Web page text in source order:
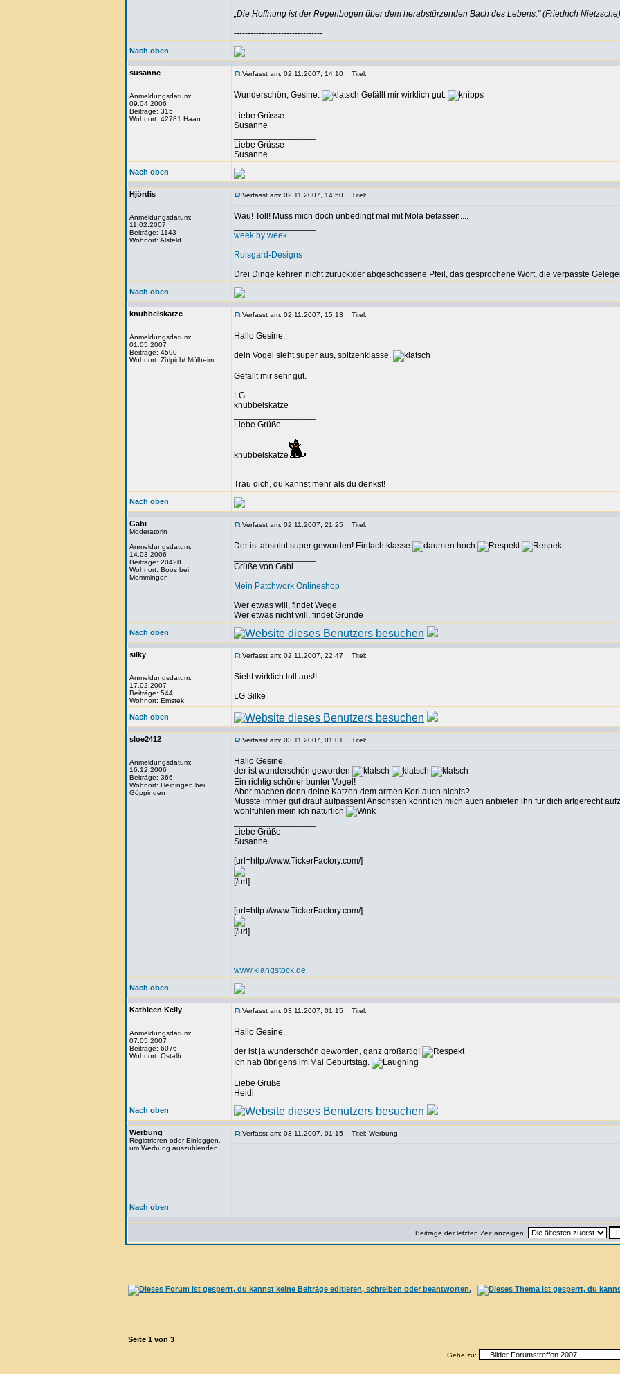
„Die Hoffnung ist der Regenbogen über dem herabstürzenden Bach des Lebens." (Friedrich Nietzsche)
--------------------------------
Nach oben
susanne
Anmeldungsdatum:
09.04.2006
Beiträge: 315
Wohnort: 42781 Haan
Verfasst am: 02.11.2007, 14:10 Titel:
Wunderschön, Gesine. Gefällt mir wirklich gut.
Liebe Grüsse
Susanne
Liebe Grüsse
Susanne
Nach oben
Hjördis
Anmeldungsdatum:
11.02.2007
Beiträge: 1143
Wohnort: Alsfeld
Verfasst am: 02.11.2007, 14:50 Titel:
Wau! Toll! Muss mich doch unbedingt mal mit Mola befassen....
week by week
Ruisgard-Designs
Drei Dinge kehren nicht zurück:der abgeschossene Pfeil, das gesprochene Wort, die verpasste
Nach oben
knubbelskatze
Anmeldungsdatum:
01.05.2007
Beiträge: 4590
Wohnort: Zülpich/ Mülheim
Verfasst am: 02.11.2007, 15:13 Titel:
Hallo Gesine,
dein Vogel sieht super aus, spitzenklasse.
Gefällt mir sehr gut.
LG
knubbelskatze
Liebe Grüße
knubbelskatze
Trau dich, du kannst mehr als du denkst!
Nach oben
Gabi
Moderatorin
Anmeldungsdatum:
14.03.2006
Beiträge: 20428
Wohnort: Boos bei
Memmingen
Verfasst am: 02.11.2007, 21:25 Titel:
Der ist absolut super geworden! Einfach klasse
Grüße von Gabi
Mein Patchwork Onlineshop
Wer etwas will, findet Wege
Wer etwas nicht will, findet Gründe
Nach oben
silky
Anmeldungsdatum:
17.02.2007
Beiträge: 544
Wohnort: Emstek
Verfasst am: 02.11.2007, 22:47 Titel:
Sieht wirklich toll aus!!
LG Silke
Nach oben
sloe2412
Anmeldungsdatum:
16.12.2006
Beiträge: 366
Wohnort: Heiningen bei
Göppingen
Verfasst am: 03.11.2007, 01:01 Titel:
Hallo Gesine,
der ist wunderschön geworden
Ein richtig schöner bunter Vogel!
Aber machen denn deine Katzen dem armen Kerl auch nichts?
Musste immer gut drauf aufpassen! Ansonsten könnt ich mich auch anbieten ihn für dich artgerecht
wohlfühlen mein ich natürlich
Liebe Grüße
Susanne
[url=http://www.TickerFactory.com/]
[/url]
[url=http://www.TickerFactory.com/]
[/url]
www.klangstock.de
Nach oben
Kathleen Kelly
Anmeldungsdatum:
07.05.2007
Beiträge: 6076
Wohnort: Ostalb
Verfasst am: 03.11.2007, 01:15 Titel:
Hallo Gesine,
der ist ja wunderschön geworden, ganz großartig!
Ich hab übrigens im Mai Geburtstag.
Liebe Grüße
Heidi
Nach oben
Werbung
Registrieren oder Einloggen,
um Werbung auszublenden
Verfasst am: 03.11.2007, 01:15 Titel: Werbung
Nach oben
Beiträge der letzten Zeit anzeigen:
Seite 1 von 3
Gehe zu: